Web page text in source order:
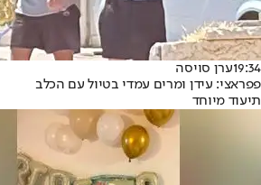
19:34ערן סויסה
פפראצי: עידן ומרים עמדי בטיול עם הכלב
תיעוד מיוחד